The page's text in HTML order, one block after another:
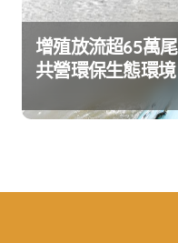
增殖放流超65萬
共營環保生態環境